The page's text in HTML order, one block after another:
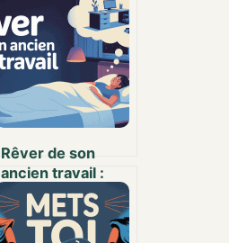
Rêver de son
ancien travail :
quelle signification
pour votre vie
actuelle ?